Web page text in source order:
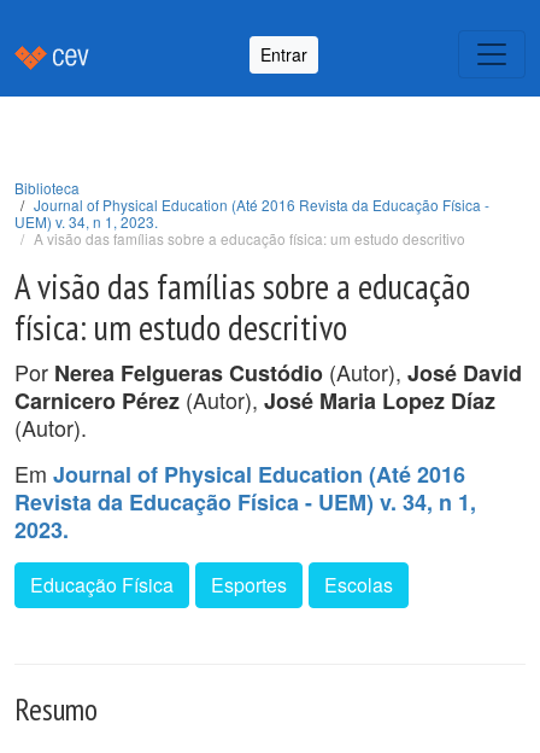
Entrar
Biblioteca
Journal of Physical Education (Até 2016 Revista da Educação Física -
UEM) v. 34, n 1, 2023.
A visão das famílias sobre a educação física: um estudo descritivo
A visão das famílias sobre a educação
física: um estudo descritivo
Por Nerea Felgueras Custódio (Autor), José David
Carnicero Pérez (Autor), José Maria Lopez Díaz
(Autor).
Em Journal of Physical Education (Até 2016
Revista da Educação Física - UEM) v. 34, n 1,
2023.
Educação Física Esportes Escolas
Resumo